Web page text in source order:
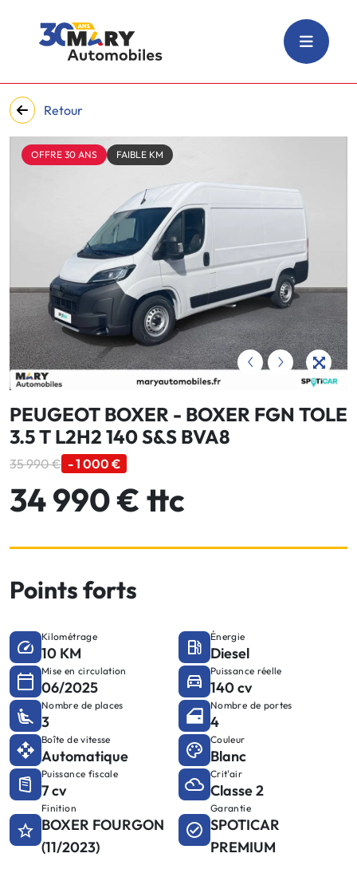
Retour
‹ ›
OFFRE 30 ANS FAIBLE KM
PEUGEOT BOXER - BOXER FGN TOLE
3.5 T L2H2 140 S&S BVA8
35 990 € - 1 000 €
34 990 € ttc
Points forts
Kilométrage
10 KM
Énergie
Diesel
Mise en circulation
06/2025
Puissance réelle
140 cv
Nombre de places
3
Nombre de portes
4
Boîte de vitesse
Automatique
Couleur
Blanc
Puissance fiscale
7 cv
Crit'air
Classe 2
Finition
BOXER FOURGON
(11/2023)
Garantie
SPOTICAR
PREMIUM